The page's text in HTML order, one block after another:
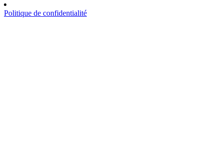
Politique de confidentialité